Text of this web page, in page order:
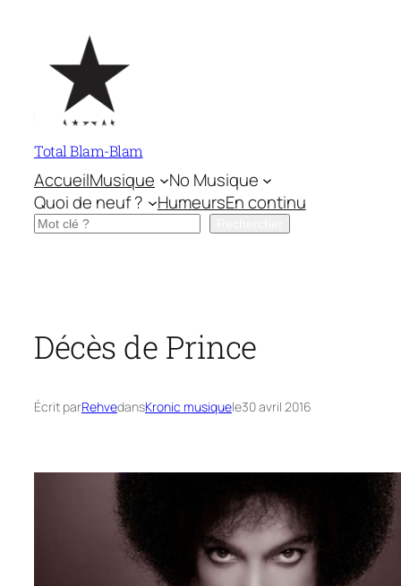
contenu
Total Blam-Blam
AccueilMusique
No Musique
Quoi de neuf ?
HumeursEn continu
Rechercher
Décès de Prince
Écrit parRehvedansKronic musiquele30 avril 2016